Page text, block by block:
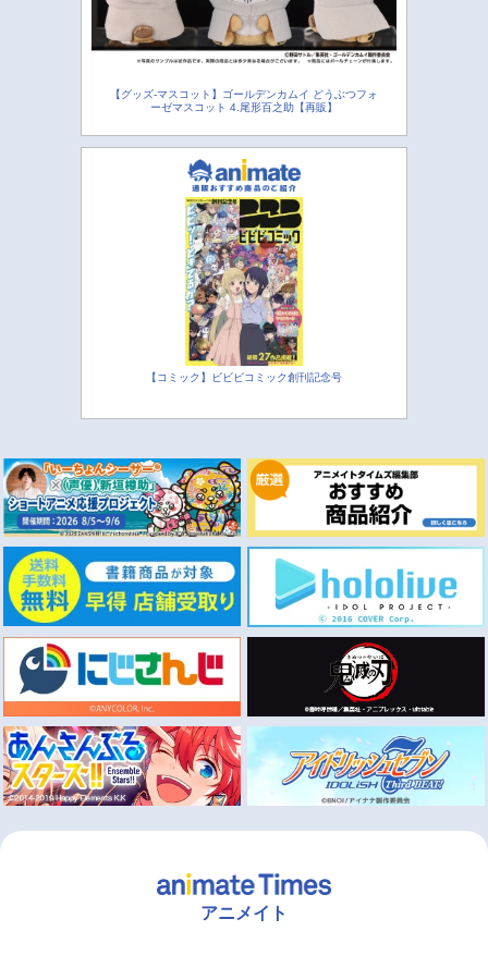
【グッズ-マスコット】ゴールデンカムイ どうぶつフォ
ーゼマスコット 4.尾形百之助【再販】
【コミック】ビビビコミック創刊記念号
アニメイト